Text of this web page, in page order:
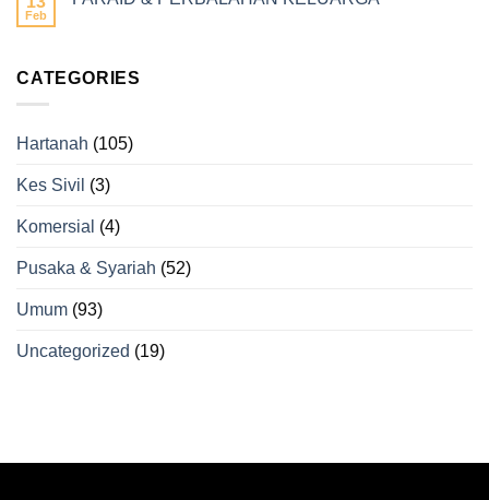
Feb
CATEGORIES
Hartanah (105)
Kes Sivil (3)
Komersial (4)
Pusaka & Syariah (52)
Umum (93)
Uncategorized (19)